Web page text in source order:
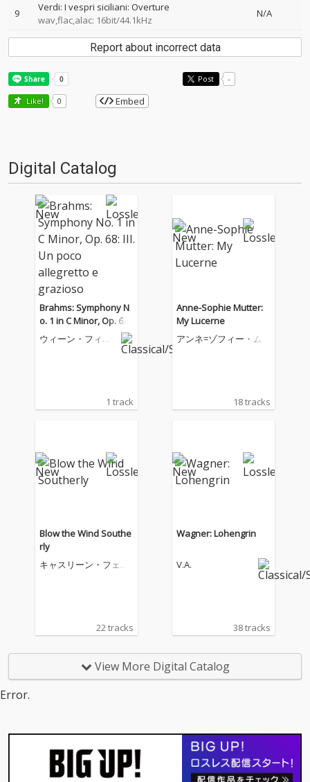
9
Verdi: I vespri siciliani: Overture
wav,flac,alac: 16bit/44.1kHz
N/A
Report about incorrect data
Post -
Like! 0 Embed
Digital Catalog
Brahms: Symphony N
o. 1 in C Minor, Op. 68:
III. Un poco allegretto
e grazioso
ウィーン・フィル
1 track
Anne-Sophie Mutter:
My Lucerne
アンネ=ゾフィー・ム
18 tracks
Blow the Wind Southe
rly
キャスリーン・フェリ
22 tracks
Wagner: Lohengrin
V.A.
38 tracks
View More Digital Catalog
Error.